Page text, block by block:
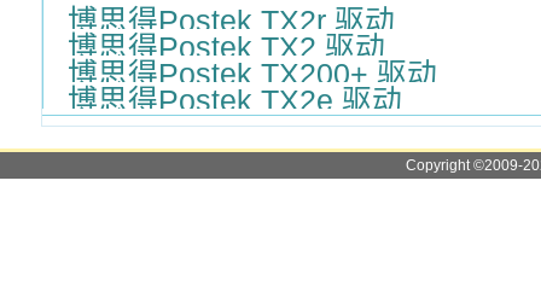
博思得Postek TX2r 驱动
博思得Postek TX2 驱动
博思得Postek TX200+ 驱动
博思得Postek TX2e 驱动
Copyright ©2009-